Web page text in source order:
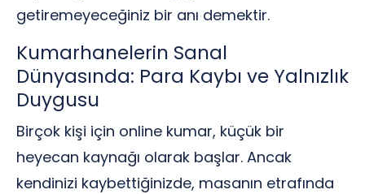
getiremeyeceğiniz bir anı demektir.
Kumarhanelerin Sanal
Dünyasında: Para Kaybı ve Yalnızlık
Duygusu
Birçok kişi için online kumar, küçük bir
heyecan kaynağı olarak başlar. Ancak
kendinizi kaybettiğinizde, masanın etrafında